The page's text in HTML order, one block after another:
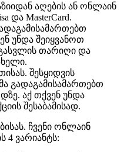
აღების ან ონლაინ
და MasterCard.
უნდა შეიყვანოთ
თარიღი და
შესყიდვის
გადაგამისამართებთ
აქ თქვენ უნდა
შესაბამისად.
ჩვენი ონლაინ
4 ვარიანტს: